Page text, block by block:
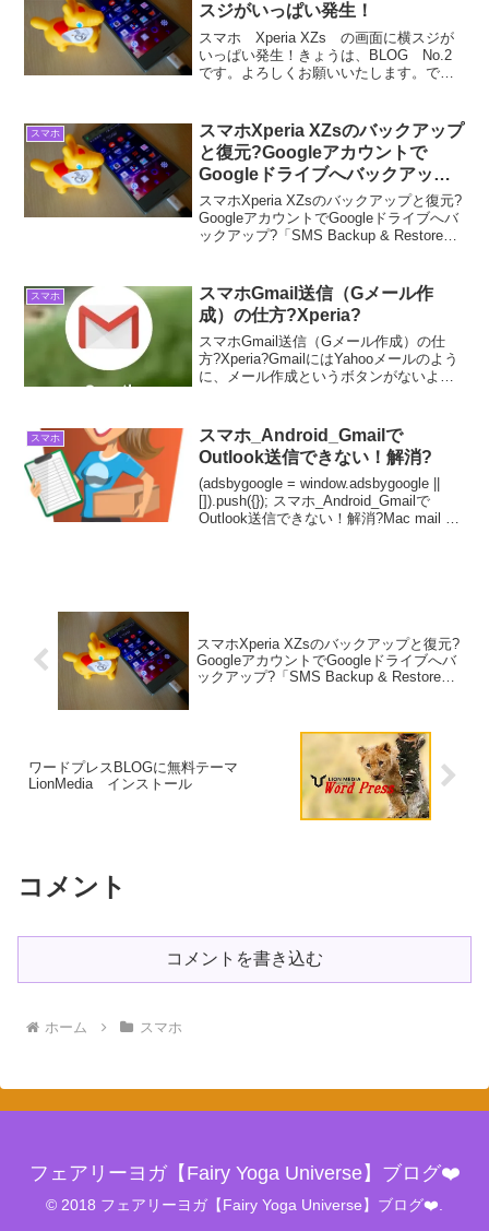
スジがいっぱい発生！
スマホ Xperia XZs の画面に横スジが
いっぱい発生！きょうは、BLOG No.2
です。よろしくお願いいたします。でき
での生活習慣がより良い方向へ進む様に
書き換わ...
スマホ
スマホXperia XZsのバックアップ
と復元?Googleアカウントで
Googleドライブへバックアップ?
「SMS Backup & Restore」アプ
リ利用?
スマホXperia XZsのバックアップと復元?
GoogleアカウントでGoogleドライブへバ
ックアップ?「SMS Backup & Restore」
タをバック...
スマホ
スマホGmail送信（Gメール作
成）の仕方?Xperia?
スマホGmail送信（Gメール作成）の仕
方?Xperia?GmailにはYahooメールのよう
に、メール作成というボタンがないよう
す。スマホGmail送信（Gメール作成）...
スマホ
スマホ_Android_Gmailで
Outlook送信できない！解消?
(adsbygoogle = window.adsbygoogle ||
[]).push({}); スマホ_Android_Gmailで
Outlook送信できない！解消?Mac mail で
スマホXperia XZsのバックアップと復元?
GoogleアカウントでGoogleドライブへバ
ックアップ?「SMS Backup & Restore」
ワードプレスBLOGに無料テーマ
LionMedia インストール
コメント
コメントを書き込む
ホーム スマホ
フェアリーヨガ【Fairy Yoga Universe】ブログ❤️
© 2018 フェアリーヨガ【Fairy Yoga Universe】ブログ❤️.